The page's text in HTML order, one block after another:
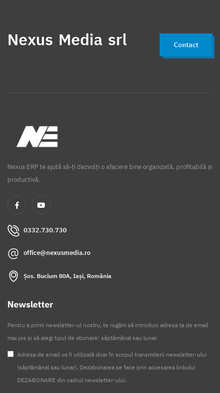
Nexus Media srl Contact
Nexus ERP te ajută să-ți dezvolți o afacere bine organizată, profitabilă și
productivă.
0332.730.730
office@nexusmedia.ro
Șos. Bucium 80A, Iași, România
Newsletter
Pentru a primi newsletter-ul nostru, te rugăm să introduci adresa ta de email
mai jos și să alegi tipul de abonare: săptămânal sau lunar.
Adresa de email va fi utilizată doar în scopul transmiterii newsletter-ului
(săptămânal sau lunar). Dezabonarea se face prin accesarea linkului
DEZABONARE din cadrul newsletter-ului.